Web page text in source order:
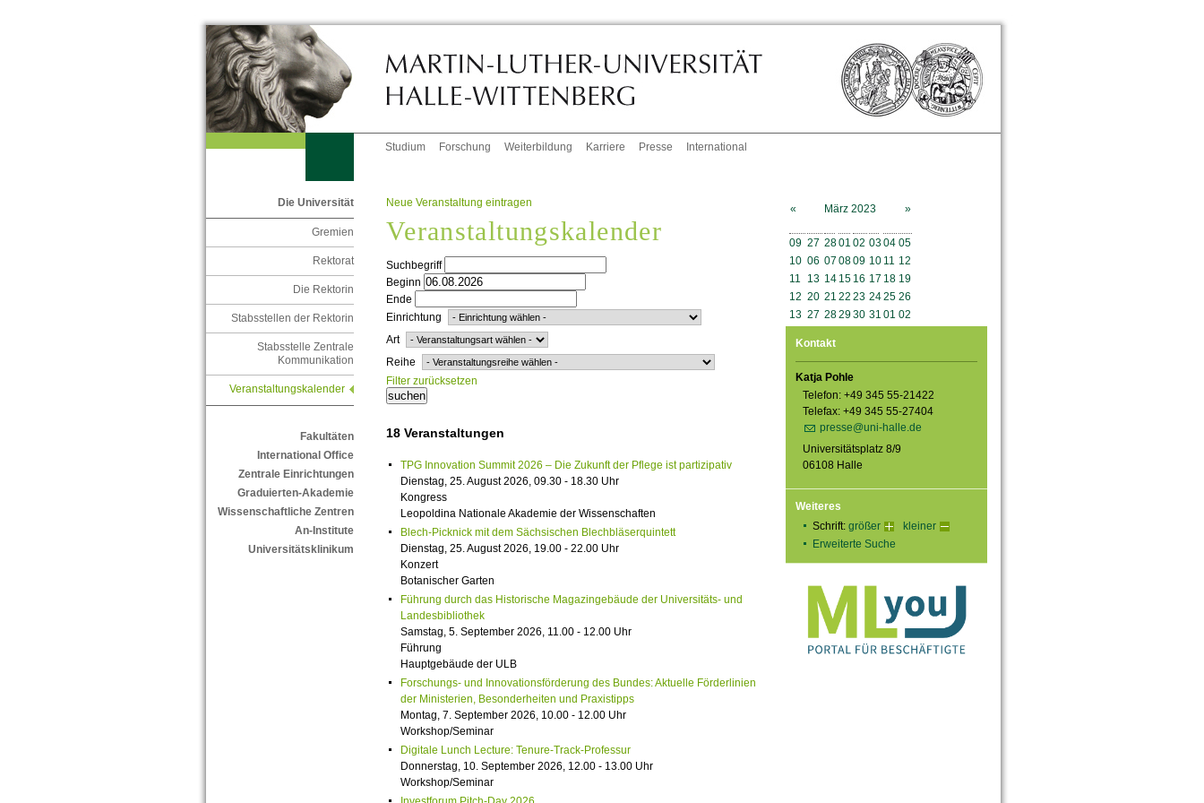
Studium Forschung Weiterbildung Karriere Presse International
Die Universität
Gremien
Rektorat
Die Rektorin
Stabsstellen der Rektorin
Stabsstelle Zentrale
Kommunikation
Veranstaltungskalender
Fakultäten
International Office
Zentrale Einrichtungen
Graduierten-Akademie
Wissenschaftliche Zentren
An-Institute
Universitätsklinikum
« März 2023
»
09 27 2801 02 0304 05
10 06 07 0809 10 11 12
11
13 14 15 16 17 18 19
12 20 21 22 23 2425 26
13 27 282930 31 01 02
Kontakt
Katja Pohle
Telefon: +49 345 55-21422
Telefax: +49 345 55-27404
presse@uni-halle.de
Universitätsplatz 8/9
06108 Halle
Weiteres
Schrift: größer
kleiner
Erweiterte Suche
Neue Veranstaltung eintragen
Veranstaltungskalender
Suchbegriff
Beginn
Ende
Einrichtung
Art
Reihe
Filter zurücksetzen
18 Veranstaltungen
TPG Innovation Summit 2026 – Die Zukunft der Pflege ist partizipativ
Dienstag, 25. August 2026, 09.30 - 18.30 Uhr
Kongress
Leopoldina Nationale Akademie der Wissenschaften
Blech-Picknick mit dem Sächsischen Blechbläserquintett
Dienstag, 25. August 2026, 19.00 - 22.00 Uhr
Konzert
Botanischer Garten
Führung durch das Historische Magazingebäude der Universitäts- und
Landesbibliothek
Samstag, 5. September 2026, 11.00 - 12.00 Uhr
Führung
Hauptgebäude der ULB
Forschungs- und Innovationsförderung des Bundes: Aktuelle Förderlinien
der Ministerien, Besonderheiten und Praxistipps
Montag, 7. September 2026, 10.00 - 12.00 Uhr
Workshop/Seminar
Digitale Lunch Lecture: Tenure-Track-Professur
Donnerstag, 10. September 2026, 12.00 - 13.00 Uhr
Workshop/Seminar